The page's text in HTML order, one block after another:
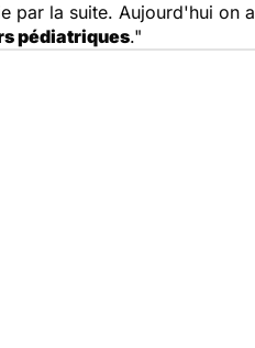
par la suite. Aujourd'hui on a
pédiatriques."